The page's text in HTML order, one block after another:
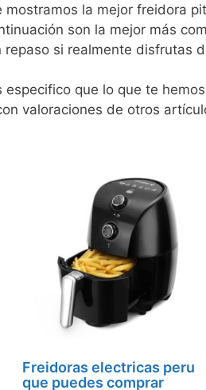
mostramos la mejor freidora
son la mejor más
si realmente disfrutas
especifico que lo que te
valoraciones de otros
Freidoras electricas peru
que puedes comprar